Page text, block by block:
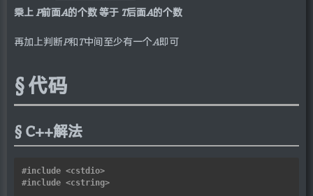
乘上 P前面A的个数 等于 T后面A的个数
再加上判断P和T中间至少有一个A即可
代码
C++解法
#include <cstdio>
#include <cstring>